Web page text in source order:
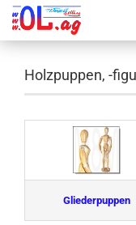
Holzpuppen, -
Gliederpuppen